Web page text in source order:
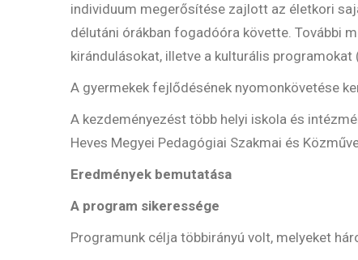
individuum megerősítése zajlott az életkori
délutáni órákban fogadóóra követte. További
kirándulásokat, illetve a kulturális
A gyermekek fejlődésének nyomonkövetése
A kezdeményezést több helyi iskola és
Heves Megyei Pedagógiai Szakmai és
Eredmények bemutatása
A program sikeressége
Programunk célja többirányú volt, melyeket